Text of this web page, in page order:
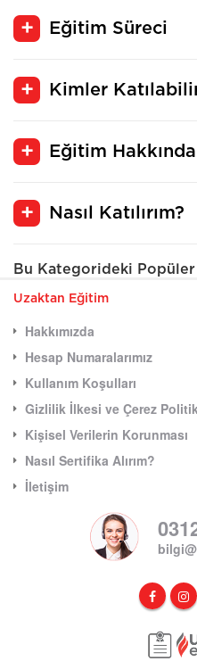
Eğitim Süreci
Kimler
Eğitim Hakkında
Nasıl Katılırım?
Bu Kategorideki
Uzaktan Eğitim
Hakkımızda
Hesap Numaralarımız
Kullanım Koşulları
Gizlilik İlkesi ve Çerez
Kişisel Verilerin Korunması
Nasıl Sertifika Alırım?
İletişim